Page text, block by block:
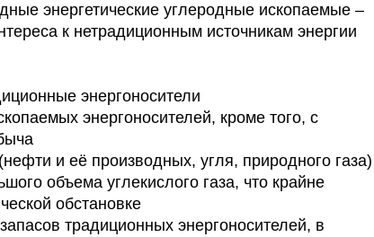
энергетические углеродные ископаемые –
к нетрадиционным источникам энергии
энергоносители
энергоносителей, кроме того, с
и её производных, угля, природного газа)
объема углекислого газа, что крайне
обстановке
традиционных энергоносителей, в